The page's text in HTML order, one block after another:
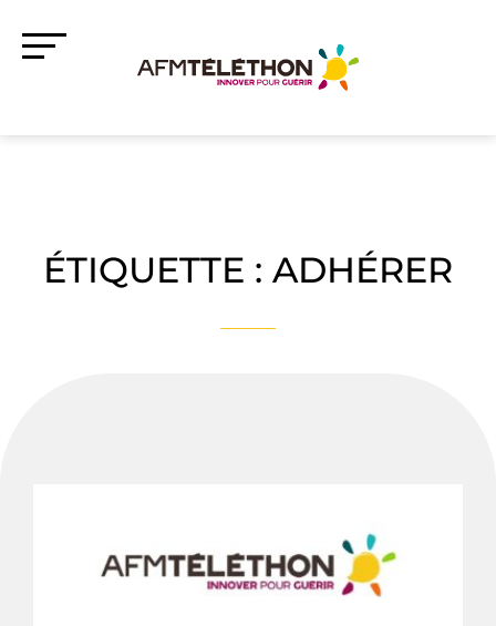
ÉTIQUETTE : ADHÉRER